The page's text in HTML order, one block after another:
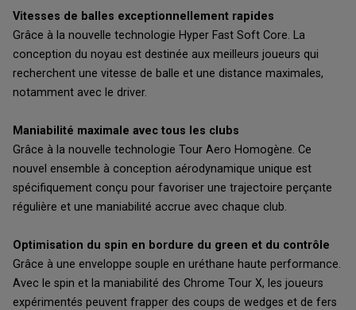
Vitesses de balles exceptionnellement rapides
Grâce à la nouvelle technologie Hyper Fast Soft Core. La
conception du noyau est destinée aux meilleurs joueurs qui
recherchent une vitesse de balle et une distance maximales,
notamment avec le driver.
Maniabilité maximale avec tous les clubs
Grâce à la nouvelle technologie Tour Aero Homogène. Ce
nouvel ensemble à conception aérodynamique unique est
spécifiquement conçu pour favoriser une trajectoire perçante
régulière et une maniabilité accrue avec chaque club.
Optimisation du spin en bordure du green et du contrôle
Grâce à une enveloppe souple en uréthane haute performance.
Avec le spin et la maniabilité des Chrome Tour X, les joueurs
expérimentés peuvent frapper des coups de wedges et de fers